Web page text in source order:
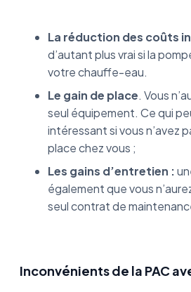
La réduction des coûts
d’autant plus vrai si la
votre chauffe-eau.
Le gain de place. Vous
seul équipement. Ce qui
intéressant si vous n’avez
place chez vous ;
Les gains d’entretien :
également que vous
seul contrat de
Inconvénients de la PAC